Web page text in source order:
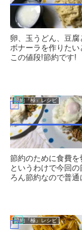
卵、玉うどん、豆
ボナーラを作りた
この値段!節約です!
節約『極』レシピ
節約のために食費を
というわけで今回
ろん節約なので普通
節約『極』レシピ